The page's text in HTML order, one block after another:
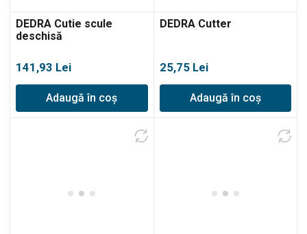
DEDRA Cutie scule
deschisă
141,93 Lei
Adaugă în coș
DEDRA Cutter
25,75 Lei
Adaugă în coș